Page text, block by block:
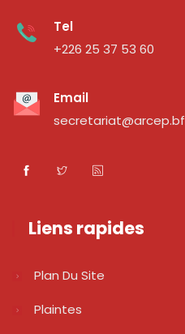
Tel
+226 25 37 53 60
Email
secretariat@arcep.bf
Liens rapides
Plan Du Site
Plaintes